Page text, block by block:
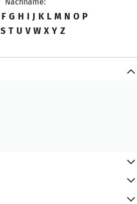
F G H I J K L M N O P
S T U V W X Y Z